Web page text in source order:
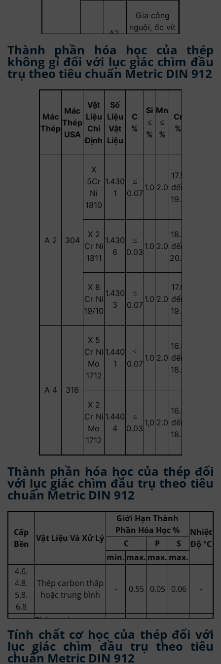
A2,
Gia công
nguội, ốc vít
cường độ
bình thường
80
A2,
A4
Gia công cực
độ cao, đặc
biệt
Thành phần hóa học của thép
không gỉ đối với lục giác chìm đầu
trụ theo tiêu chuẩn Metric DIN 912
Mác
Thép
Mác
Thép
USA
Vật
Liệu
Chỉ
Định
Số
Liệu
Vật
Liệu
C
%
Si
≤
%
Mn
≤
%
Cr
%
A 2 304
X
5Cr
Ni
1810
1.430
1
≤
0.07
1.0 2.0
17.5
đến
19.5
X 2
Cr Ni
1811
1.430
6
≤
0.03
1.0 2.0
18.0
đến
20.0
X 8
Cr Ni
19/10
1.430
3
≤
0.07
1.0 2.0
17.0
đến
19.0
A 4 316
X 5
Cr Ni
Mo
1712
1.440
1
≤
0.07
1.0 2.0
16.5
đến
18.5
X 2
Cr Ni
Mo
1712
1.440
4
≤
0.03
1,0 2.0
16.5
đến
18.5
Thành phần hóa học của thép đối
với lục giác chìm đầu trụ theo tiêu
chuẩn Metric DIN 912
Cấp
Bền
Vật Liệu Và Xử Lý
Giới Hạn Thành
Phần Hóa Học %
Nhiệt
Độ °C
C P
S
min. max. max. max.
4.6.
4.8.
5.8.
6.8
Thép carbon thấp
hoặc trung bình
- 0.55 0.05 0.06 -
8,8
Thép carbon trung
bình được làm
nguội, tôi luyện
0.25 0.55 0.04 0.05 425
Thép carbon trung
Tính chất cơ học của thép đối với
lục giác chìm đầu trụ theo tiêu
chuẩn Metric DIN 912